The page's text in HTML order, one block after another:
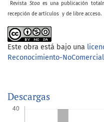
Revista Stoa es una publicación
recepción de artículos y de libre acceso.
Este obra está bajo una
Reconocimiento-
Descargas